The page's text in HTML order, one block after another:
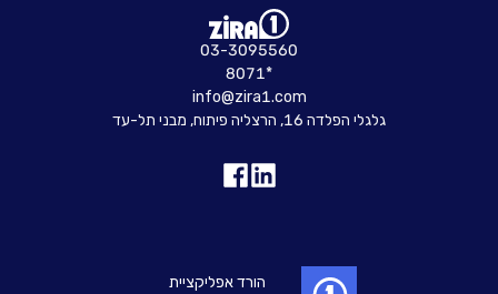
03-3095560
8071*
info@zira1.com
גלגלי הפלדה 16, הרצליה פיתוח, מבני תל-עד
הורד אפליקציית